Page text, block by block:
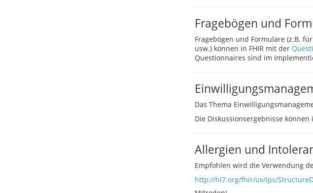
Fragebögen und
Fragebögen und Formulare (z.B.
usw.) können in FHIR mit der
Questionnaires sind im
Das Thema
Die Diskussionsergebnisse können
Allergien und
Empfohlen wird die Verwendung
http://hl7.org/fhir/uv/ips/